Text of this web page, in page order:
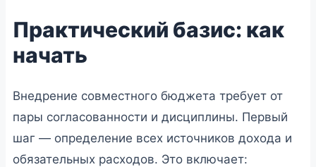
Практический базис: как
начать
Внедрение совместного бюджета требует от
пары согласованности и дисциплины. Первый
шаг — определение всех источников дохода и
обязательных расходов. Это включает: